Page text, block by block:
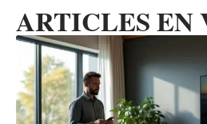
ARTICLES EN